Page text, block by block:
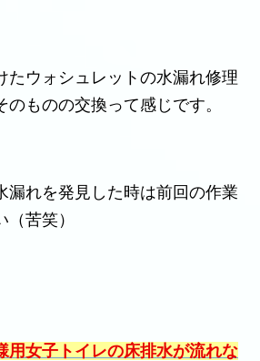
たウォシュレットの水漏れ修理
ものの交換って感じです。
漏れを発見した時は前回の作業
苦笑）
用女子トイレの床排水が流れな